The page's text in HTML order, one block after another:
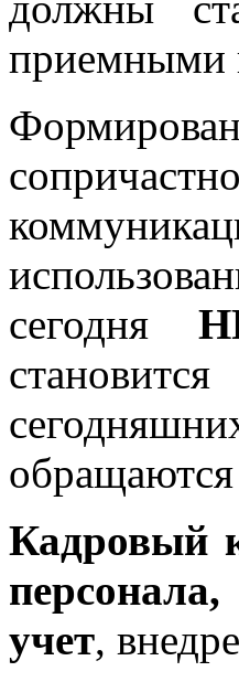
приемными
сегодня
Кадровый
учет,